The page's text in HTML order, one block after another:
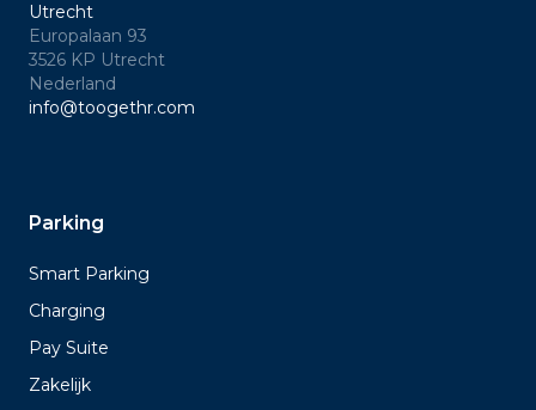
Utrecht
Europalaan 93
3526 KP Utrecht
Nederland
info@toogethr.com
Parking
Smart Parking
Charging
Pay Suite
Zakelijk